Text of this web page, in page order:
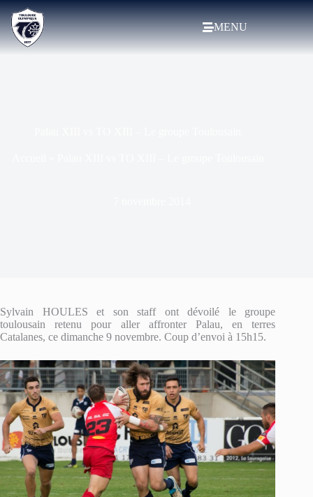
MENU
Sylvain HOULES et son staff ont dévoilé le groupe
toulousain retenu pour aller affronter Palau, en terres
Catalanes, ce dimanche 9 novembre. Coup d’envoi à 15h15.